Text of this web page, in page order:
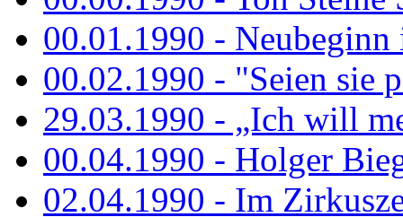
00.01.1990 -
00.02.1990 - "Seien sie
29.03.1990 - „Ich will
00.04.1990 - Holger
02.04.1990 - Im